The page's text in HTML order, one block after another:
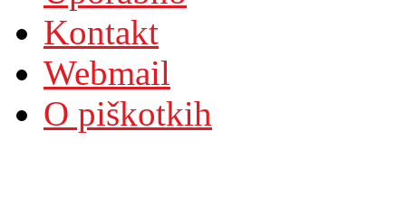
Kontakt
Webmail
O piškotkih